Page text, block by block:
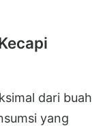
dari buah
yang